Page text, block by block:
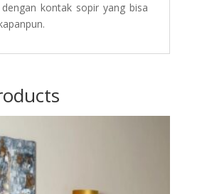
kontak sopir yang bisa